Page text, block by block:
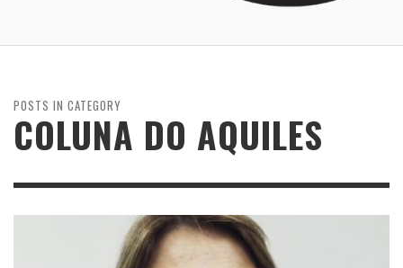
POSTS IN CATEGORY
COLUNA DO AQUILES